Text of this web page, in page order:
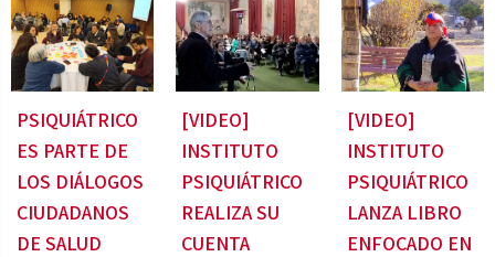
PSIQUIÁTRICO
ES PARTE DE
LOS DIÁLOGOS
CIUDADANOS
DE SALUD
[VIDEO]
INSTITUTO
PSIQUIÁTRICO
REALIZA SU
CUENTA
[VIDEO]
INSTITUTO
PSIQUIÁTRICO
LANZA LIBRO
ENFOCADO EN